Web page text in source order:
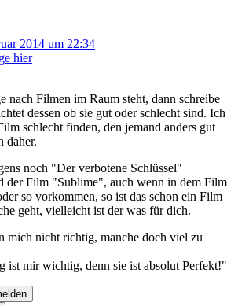
2014 um 22:34
hier
nach Filmen im Raum steht, dann schreibe
dessen ob sie gut oder schlecht sind. Ich
schlecht finden, den jemand anders gut
daher.
noch "Der verbotene Schlüssel"
der Film "Sublime", auch wenn in dem Film
so vorkommen, so ist das schon ein Film
geht, vielleicht ist der was für dich.
mich nicht richtig, manche doch viel zu
ist mir wichtig, denn sie ist absolut Perfekt!"